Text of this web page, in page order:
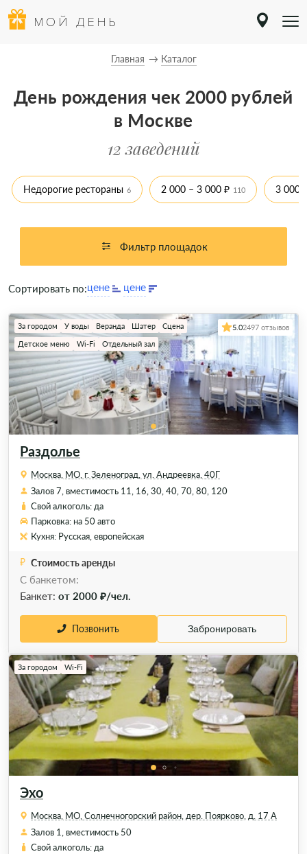
МОЙ ДЕНЬ
Главная Каталог
День рождения чек 2000 рублей
в Москве
12 заведений
Недорогие рестораны 6 2 000 – 3 000 ₽ 110 3 000
Фильтр площадок
Сортировать по:
Раздолье
За городом У воды Веранда Шатер
Сцена
Детское меню
Wi-Fi Отдельный зал
5.02497 отзывов
Москва, МО, г. Зеленоград, ул. Андреевка, 40Г
Залов 7, вместимость 11, 16, 30, 40, 70, 80, 120
Свой алкоголь: да
Парковка: на 50 авто
Кухня: Русская, европейская
Стоимость аренды
С банкетом:
Банкет: от 2000 ₽/чел.
Позвонить Забронировать
Эхо
За городом Wi-Fi
Москва, МО, Солнечногорский район, дер. Поярково, д. 17 А
Залов 1, вместимость 50
Свой алкоголь: да